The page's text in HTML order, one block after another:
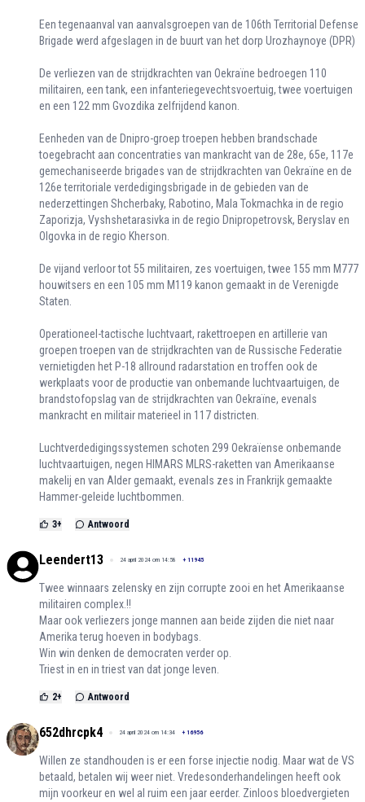
Een tegenaanval van aanvalsgroepen van de 106th Territorial Defense
Brigade werd afgeslagen in de buurt van het dorp Urozhaynoye (DPR)
De verliezen van de strijdkrachten van Oekraïne bedroegen 110
militairen, een tank, een infanteriegevechtsvoertuig, twee voertuigen
en een 122 mm Gvozdika zelfrijdend kanon.
Eenheden van de Dnipro-groep troepen hebben brandschade
toegebracht aan concentraties van mankracht van de 28e, 65e, 117e
gemechaniseerde brigades van de strijdkrachten van Oekraïne en de
126e territoriale verdedigingsbrigade in de gebieden van de
nederzettingen Shcherbaky, Rabotino, Mala Tokmachka in de regio
Zaporizja, Vyshshetarasivka in de regio Dnipropetrovsk, Beryslav en
Olgovka in de regio Kherson.
De vijand verloor tot 55 militairen, zes voertuigen, twee 155 mm M777
houwitsers en een 105 mm M119 kanon gemaakt in de Verenigde
Staten.
Operationeel-tactische luchtvaart, rakettroepen en artillerie van
groepen troepen van de strijdkrachten van de Russische Federatie
vernietigden het P-18 allround radarstation en troffen ook de
werkplaats voor de productie van onbemande luchtvaartuigen, de
brandstofopslag van de strijdkrachten van Oekraïne, evenals
mankracht en militair materieel in 117 districten.
Luchtverdedigingssystemen schoten 299 Oekraïense onbemande
luchtvaartuigen, negen HIMARS MLRS-raketten van Amerikaanse
makelij en van Alder gemaakt, evenals zes in Frankrijk gemaakte
Hammer-geleide luchtbommen.
3+ Antwoord
Leendert13 24 april 2024 om 14:58 + 11945
Twee winnaars zelensky en zijn corrupte zooi en het Amerikaanse
militairen complex.!!
Maar ook verliezers jonge mannen aan beide zijden die niet naar
Amerika terug hoeven in bodybags.
Win win denken de democraten verder op.
Triest in en in triest van dat jonge leven.
2+ Antwoord
652dhrcpk4 24 april 2024 om 14:34 + 16956
Willen ze standhouden is er een forse injectie nodig. Maar wat de VS
betaald, betalen wij weer niet. Vredesonderhandelingen heeft ook
mijn voorkeur en wel al ruim een jaar eerder. Zinloos bloedvergieten